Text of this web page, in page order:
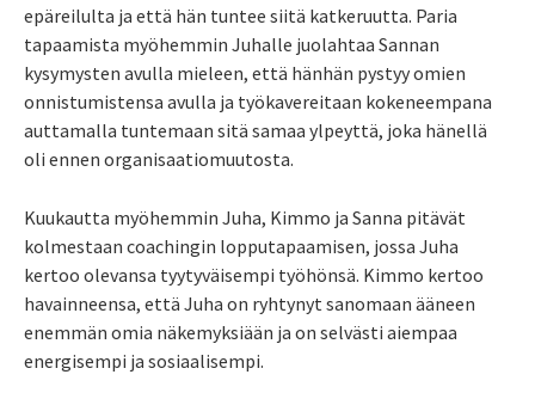
epäreilulta ja että hän tuntee siitä katkeruutta. Paria
tapaamista myöhemmin Juhalle juolahtaa Sannan
kysymysten avulla mieleen, että hänhän pystyy omien
onnistumistensa avulla ja työkavereitaan kokeneempana
auttamalla tuntemaan sitä samaa ylpeyttä, joka hänellä
oli ennen organisaatiomuutosta.
Kuukautta myöhemmin Juha, Kimmo ja Sanna pitävät
kolmestaan coachingin lopputapaamisen, jossa Juha
kertoo olevansa tyytyväisempi työhönsä. Kimmo kertoo
havainneensa, että Juha on ryhtynyt sanomaan ääneen
enemmän omia näkemyksiään ja on selvästi aiempaa
energisempi ja sosiaalisempi.